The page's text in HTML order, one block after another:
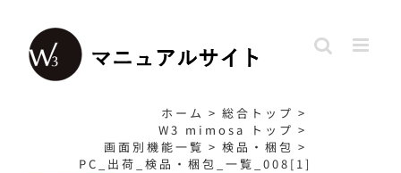
content
ホーム > 総合トップ >
W3 mimosa トップ >
画面別機能一覧 > 検品・梱包 >
PC_出荷_検品・梱包_一覧_008[1]